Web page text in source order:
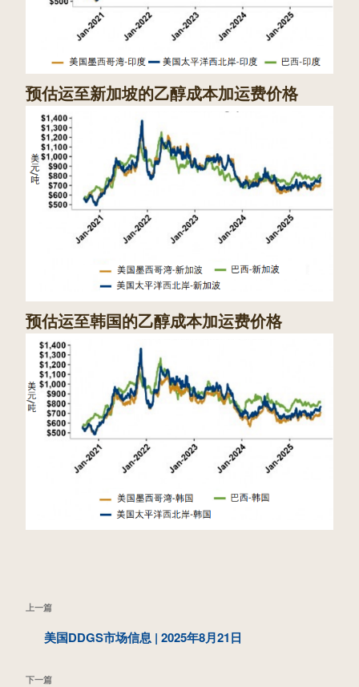
预估运至新加坡的乙醇成本加运费价格
预估运至韩国的乙醇成本加运费价格
文
章
导
上
上一篇
美国DDGS市场信息 | 2025年8月21日
下一篇